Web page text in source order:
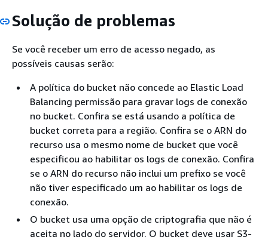
Solução de problemas
Se você receber um erro de acesso negado, as
possíveis causas serão:
A política do bucket não concede ao Elastic Load
Balancing permissão para gravar logs de conexão
no bucket. Confira se está usando a política de
bucket correta para a região. Confira se o ARN do
recurso usa o mesmo nome de bucket que você
especificou ao habilitar os logs de conexão. Confira
se o ARN do recurso não inclui um prefixo se você
não tiver especificado um ao habilitar os logs de
conexão.
O bucket usa uma opção de criptografia que não é
aceita no lado do servidor. O bucket deve usar S3-